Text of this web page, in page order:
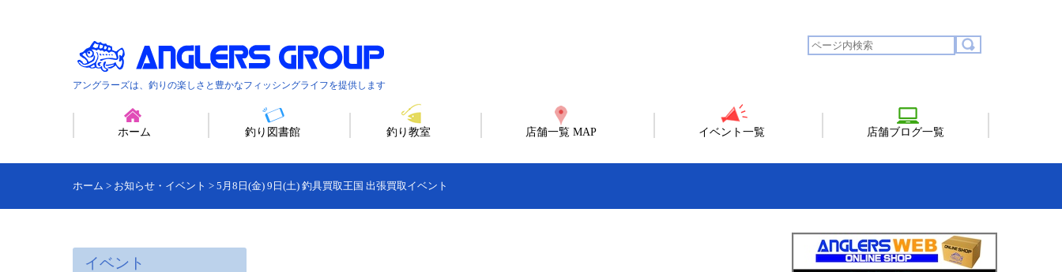
アングラーズは、釣りの楽しさと豊かなフィッシングライフを提供します
ホーム 釣り図書館 釣り教室 店舗一覧 MAP イベント一覧 店舗ブログ一覧
ホーム > お知らせ・イベント > 5月8日(金) 9日(土) 釣具買取王国 出張買取イベント
イベント